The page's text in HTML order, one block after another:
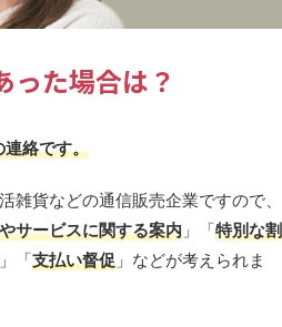
た場合は？
絡です。
貨などの通信販売企業ですので、
サービスに関する案内 」「特別な割
」「支払い督促 」などが考えられま